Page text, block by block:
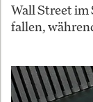
Wall Street im
fallen,